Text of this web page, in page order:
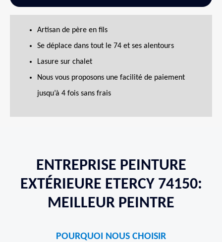
Artisan de père en fils
Se déplace dans tout le 74 et ses alentours
Lasure sur chalet
Nous vous proposons une facilité de paiement
jusqu’à 4 fois sans frais
ENTREPRISE PEINTURE
EXTÉRIEURE ETERCY 74150:
MEILLEUR PEINTRE
POURQUOI NOUS CHOISIR